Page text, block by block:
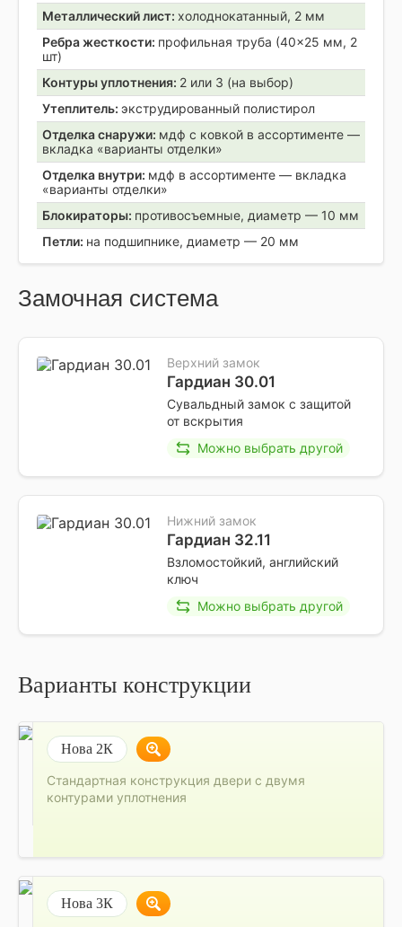
Металлический лист: холоднокатанный, 2 мм
Ребра жесткости: профильная труба (40×25 мм, 2
шт)
Контуры уплотнения: 2 или 3 (на выбор)
Утеплитель: экструдированный полистирол
Отделка снаружи: мдф с ковкой в ассортименте —
вкладка «варианты отделки»
Отделка внутри: мдф в ассортименте — вкладка
«варианты отделки»
Блокираторы: противосъемные, диаметр — 10 мм
Петли: на подшипнике, диаметр — 20 мм
Замочная система
Верхний замок
Гардиан 30.01
Сувальдный замок с защитой
от вскрытия
Можно выбрать другой
Нижний замок
Гардиан 32.11
Взломостойкий, английский
ключ
Можно выбрать другой
Варианты конструкции
Нова 2К
Стандартная конструкция двери с двумя
контурами уплотнения
Нова 3К